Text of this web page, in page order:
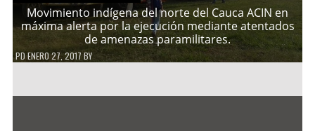
Movimiento indígena del norte del Cauca ACIN en
máxima alerta por la ejecución mediante atentados
de amenazas paramilitares.
PDENERO 27, 2017 BY